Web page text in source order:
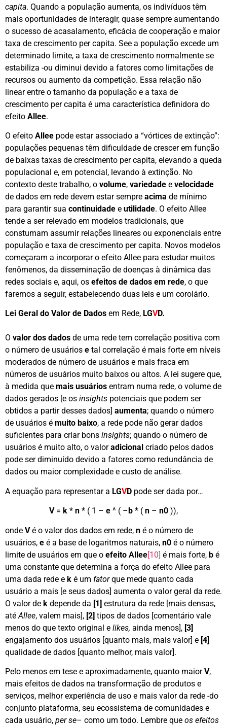
capita. Quando a população aumenta, os indivíduos têm
mais oportunidades de interagir, quase sempre aumentando
o sucesso de acasalamento, eficácia de cooperação e maior
taxa de crescimento per capita. See a população excede um
determinado limite, a taxa de crescimento normalmente se
estabiliza -ou diminui devido a fatores como limitações de
recursos ou aumento da competição. Essa relação não
linear entre o tamanho da população e a taxa de
crescimento per capita é uma característica definidora do
efeito Allee.
O efeito Allee pode estar associado a “vórtices de extinção”:
populações pequenas têm dificuldade de crescer em função
de baixas taxas de crescimento per capita, elevando a queda
populacional e, em potencial, levando à extinção. No
contexto deste trabalho, o volume, variedade e velocidade
de dados em rede devem estar sempre acima de mínimo
para garantir sua continuidade e utilidade. O efeito Allee
tende a ser relevado em modelos tradicionais, que
constumam assumir relações lineares ou exponenciais entre
população e taxa de crescimento per capita. Novos modelos
começaram a incorporar o efeito Allee para estudar muitos
fenômenos, da disseminação de doenças à dinâmica das
redes sociais e, aqui, os efeitos de dados em rede, o que
faremos a seguir, estabelecendo duas leis e um corolário.
Lei Geral do Valor de Dados em Rede, LGVD.
O valor dos dados de uma rede tem correlação positiva com
o número de usuários e tal correlação é mais forte em níveis
moderados de número de usuários e mais fraca em
números de usuários muito baixos ou altos. A lei sugere que,
à medida que mais usuários entram numa rede, o volume de
dados gerados [e os insights potenciais que podem ser
obtidos a partir desses dados] aumenta; quando o número
de usuários é muito baixo, a rede pode não gerar dados
suficientes para criar bons insights; quando o número de
usuários é muito alto, o valoradicional criado pelos dados
pode ser diminuído devido a fatores como redundância de
dados ou maior complexidade e custo de análise.
A equação para representar a LGVD pode ser dada por…
V= k * n * ( 1 – e ^ ( – b * ( n – n0 )),
onde Vé o valor dos dados em rede, n é o número de
usuários, e é a base de logaritmos naturais, n0 é o número
limite de usuários em que o efeito Allee[10] é mais forte, b é
uma constante que determina a força do efeito Allee para
uma dada rede e k é um fatorque mede quanto cada
usuário a mais [e seus dados] aumenta o valor geral da rede.
O valor de k depende da [1] estrutura da rede [mais densas,
até Allee, valem mais], [2] tipos de dados [comentário vale
menos do que texto original e likes, ainda menos], [3]
engajamento dos usuários [quanto mais, mais valor] e [4]
qualidade de dados [quanto melhor, mais valor].
Pelo menos em tese e aproximadamente, quanto maiorV,
mais efeitos de dados na transformação de produtos e
serviços, melhor experiência de uso e mais valor da rede -do
conjunto plataforma, seu ecossistema de comunidades e
cada usuário, per se– como um todo. Lembre que os efeitos